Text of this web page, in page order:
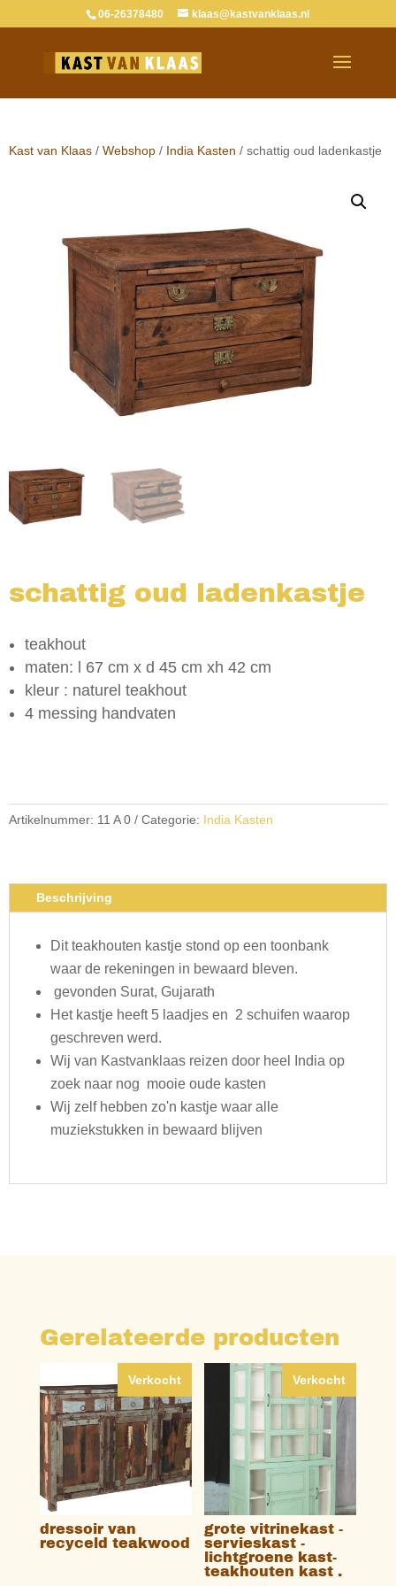
06-26378480 klaas@kastvanklaas.nl
Kast van Klaas / Webshop / India Kasten / schattig oud ladenkastje
schattig oud ladenkastje
teakhout
maten: l 67 cm x d 45 cm xh 42 cm
kleur : naturel teakhout
4 messing handvaten
Artikelnummer: 11 A 0 Categorie: India Kasten
Beschrijving
Dit teakhouten kastje stond op een toonbank
waar de rekeningen in bewaard bleven.
gevonden Surat, Gujarath
Het kastje heeft 5 laadjes en 2 schuifen waarop
geschreven werd.
Wij van Kastvanklaas reizen door heel India op
zoek naar nog mooie oude kasten
Wij zelf hebben zo'n kastje waar alle
muziekstukken in bewaard blijven
Gerelateerde producten
Verkocht
dressoir van
recyceld teakwood
Verkocht
grote vitrinekast -
servieskast -
lichtgroene kast-
teakhouten kast .